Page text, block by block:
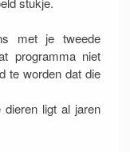
met je tweede
programma niet
te worden dat die
ligt al jaren